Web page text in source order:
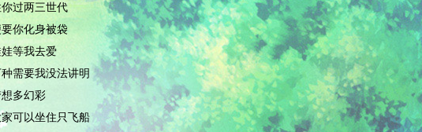
过两三世代
你化身被袋
等我去爱
需要我没法讲明
多幻彩
家可以坐住只飞船